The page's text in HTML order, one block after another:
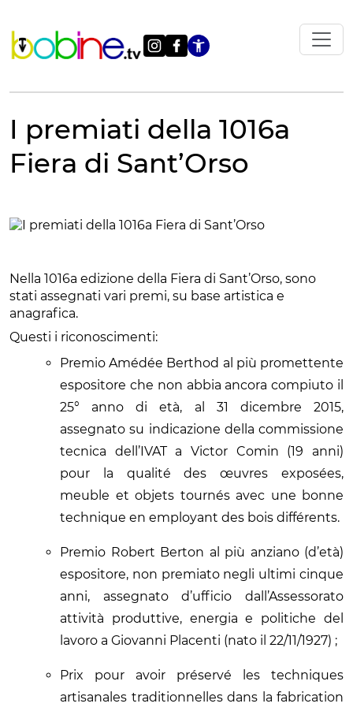
contenuto
Apri le
I premiati della 1016a
Fiera di Sant’Orso
Nella 1016a edizione della Fiera di Sant’Orso, sono
stati assegnati vari premi, su base artistica e
anagrafica.
Questi i riconoscimenti:
Premio Amédée Berthod al più promettente
espositore che non abbia ancora compiuto il
25° anno di età, al 31 dicembre 2015,
assegnato su indicazione della commissione
tecnica dell’IVAT a Victor Comin (19 anni)
pour la qualité des œuvres exposées,
meuble et objets tournés avec une bonne
technique en employant des bois différents.
Premio Robert Berton al più anziano (d’età)
espositore, non premiato negli ultimi cinque
anni, assegnato d’ufficio dall’Assessorato
attività produttive, energia e politiche del
lavoro a Giovanni Placenti (nato il 22/11/1927) ;
Prix pour avoir préservé les techniques
artisanales traditionnelles dans la fabrication